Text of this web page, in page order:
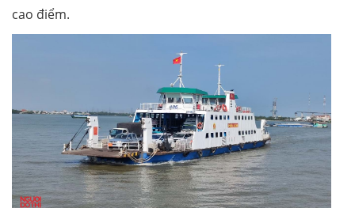
cao điểm.